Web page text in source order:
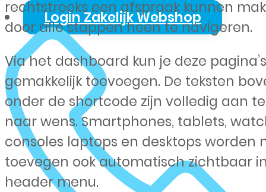
Login Zakelijk Webshop
rechtstreeks een afspraak kunnen
door alle stappen heen te navigeren.
Via het dashboard kun je deze pagina’s
gemakkelijk toevoegen. De teksten
onder de shortcode zijn volledig aan
naar wens. Smartphones, tablets,
consoles laptops en desktops worden
toevegen ook automatisch zichtbaar
header menu.